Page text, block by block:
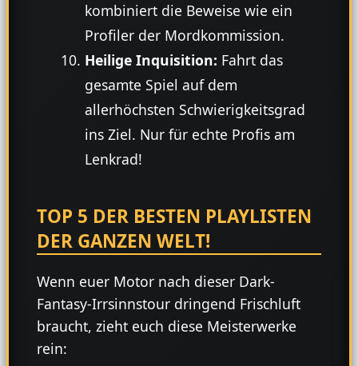
kombiniert die Beweise wie ein
Profiler der Mordkommission.
Heilige Inquisition: Fahrt das
gesamte Spiel auf dem
allerhöchsten Schwierigkeitsgrad
ins Ziel. Nur für echte Profis am
Lenkrad!
TOP 5 DER BESTEN PLAYLISTEN
DER GANZEN WELT!
Wenn euer Motor nach dieser Dark-
Fantasy-Irrsinnstour dringend Frischluft
braucht, zieht euch diese Meisterwerke
rein: